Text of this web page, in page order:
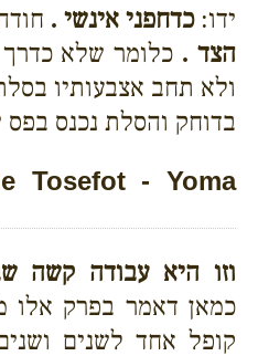
ידו:כדחפני אינשי .
הצד . כלומר שלא כדרך
ולא תחב אצבעותיו
בדוחק והסלת נכנס בפס
Tosefot - Yoma
וזו היא עבודה קשה
כמאן דאמר בפרק אלו
קופל אחד לשנים